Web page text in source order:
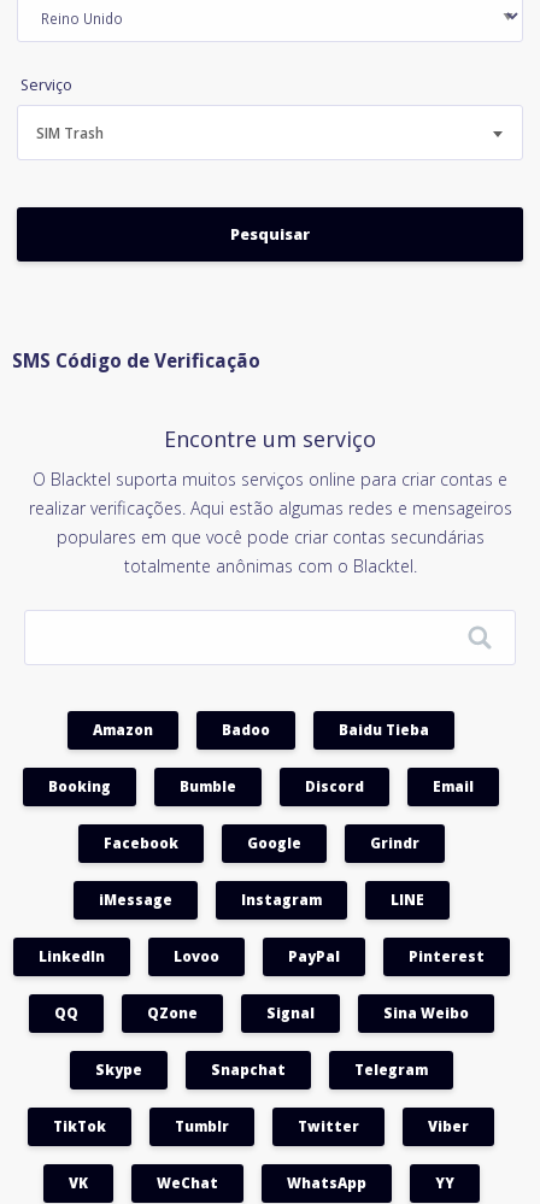
Serviço
SIM Trash
SMS Código de Verificação
Encontre um serviço
O Blacktel suporta muitos serviços online para criar contas e
realizar verificações. Aqui estão algumas redes e mensageiros
populares em que você pode criar contas secundárias
totalmente anônimas com o Blacktel.
Amazon Badoo Baidu Tieba
Booking Bumble Discord Email
Facebook Google Grindr
iMessage Instagram LINE
LinkedIn Lovoo PayPal Pinterest
QQ QZone Signal Sina Weibo
Skype Snapchat Telegram
TikTok Tumblr Twitter Viber
VK WeChat WhatsApp YY